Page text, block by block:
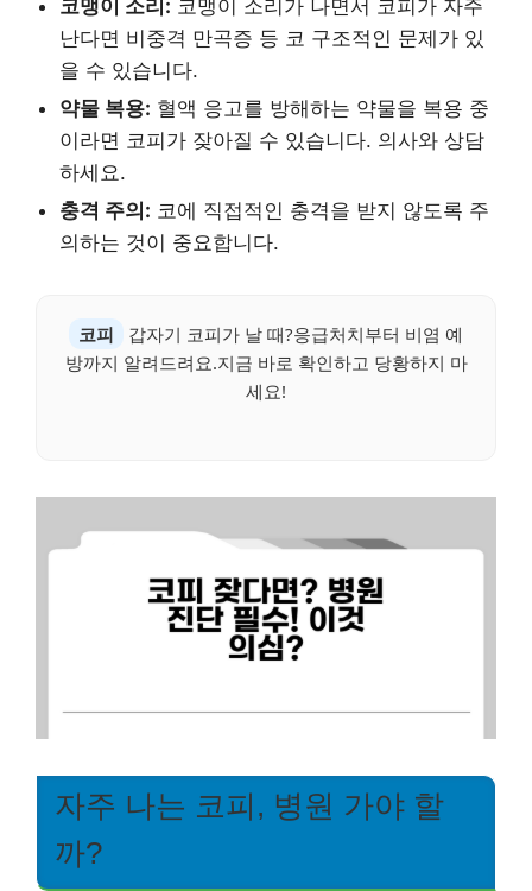
코맹이 소리: 코맹이 소리가 나면서 코피가 자주
난다면 비중격 만곡증 등 코 구조적인 문제가 있
을 수 있습니다.
약물 복용: 혈액 응고를 방해하는 약물을 복용 중
이라면 코피가 잦아질 수 있습니다. 의사와 상담
하세요.
충격 주의: 코에 직접적인 충격을 받지 않도록 주
의하는 것이 중요합니다.
코피
갑자기 코피가 날 때?응급처치부터 비염 예
방까지 알려드려요.지금 바로 확인하고 당황하지 마
세요!
자주 나는 코피, 병원 가야 할
까?